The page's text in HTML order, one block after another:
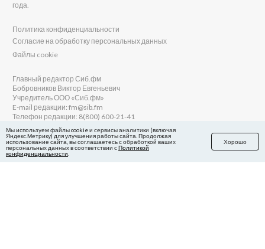
года.
Политика конфиденциальности
Согласие на обработку персональных данных
Файлы cookie
Главный редактор Сиб.фм
Бобровников Виктор Евгеньевич
Учредитель ООО «Сиб.фм»
E-mail редакции: fm@sib.fm
Телефон редакции: 8(800) 600-21-41
Сайт разработан и поддерживается Технодзен
Мы используем файлы cookie и сервисы аналитики (включая
Яндекс.Метрику) для улучшения работы сайта. Продолжая
использование сайта, вы соглашаетесь с обработкой ваших
персональных данных в соответствии сПолитикой
конфиденциальности
Хорошо